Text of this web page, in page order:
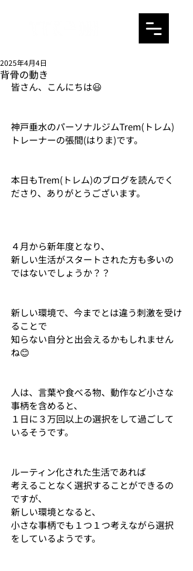
背骨の動き
2025年4月4日
皆さん、こんにちは😃
神戸垂水のパーソナルジムTrem(トレム)
トレーナーの張間(はりま)です。
本日もTrem(トレム)のブログを読んでく
ださり、ありがとうございます。
４月から新年度となり、
新しい生活がスタートされた方も多いの
ではないでしょうか？？
新しい環境で、今までとは違う刺激を受け
ることで
知らない自分と出会えるかもしれません
ね😊
人は、言葉や食べる物、動作など小さな
事柄を含めると、
１日に３万回以上の選択をして過ごして
いるそうです。
ルーティン化された生活であれば
考えることなく選択することができるの
ですが、
新しい環境となると、
小さな事柄でも１つ１つ考えながら選択
をしているようです。